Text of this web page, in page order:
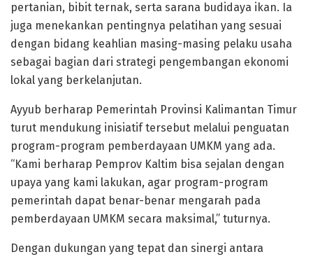
pertanian, bibit ternak, serta sarana budidaya ikan. Ia
juga menekankan pentingnya pelatihan yang sesuai
dengan bidang keahlian masing-masing pelaku usaha
sebagai bagian dari strategi pengembangan ekonomi
lokal yang berkelanjutan.
Ayyub berharap Pemerintah Provinsi Kalimantan Timur
turut mendukung inisiatif tersebut melalui penguatan
program-program pemberdayaan UMKM yang ada.
“Kami berharap Pemprov Kaltim bisa sejalan dengan
upaya yang kami lakukan, agar program-program
pemerintah dapat benar-benar mengarah pada
pemberdayaan UMKM secara maksimal,” tuturnya.
Dengan dukungan yang tepat dan sinergi antara